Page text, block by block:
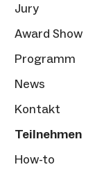
Jury
Award Show
Programm
News
Kontakt
Teilnehmen
How-to